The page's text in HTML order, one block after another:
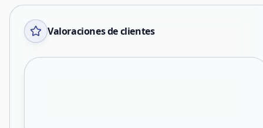
Valoraciones de clientes